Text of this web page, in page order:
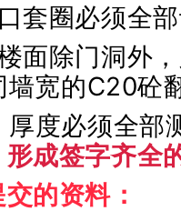
套圈必须全
面除门洞外
墙宽的C20
厚度必须全部
成签字齐全
的资料：